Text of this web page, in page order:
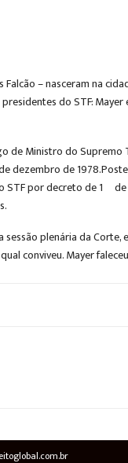
– nasceram na
do STF: Mayer
de Ministro do
de
por decreto de 1º
plenária da
conviveu. Mayer